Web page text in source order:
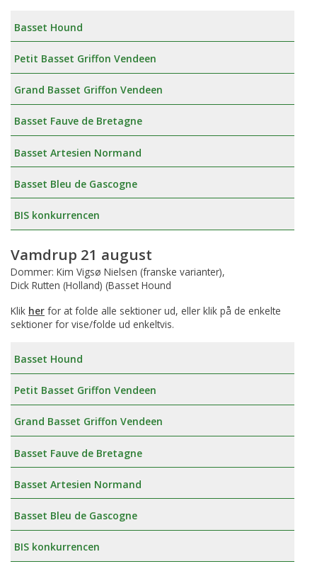
Basset Hound
Petit Basset Griffon Vendeen
Grand Basset Griffon Vendeen
Basset Fauve de Bretagne
Basset Artesien Normand
Basset Bleu de Gascogne
BIS konkurrencen
Vamdrup 21 august
Dommer: Kim Vigsø Nielsen (franske varianter),
Dick Rutten (Holland) (Basset Hound
Klik her for at folde alle sektioner ud, eller klik på de enkelte
sektioner for vise/folde ud enkeltvis.
Basset Hound
Petit Basset Griffon Vendeen
Grand Basset Griffon Vendeen
Basset Fauve de Bretagne
Basset Artesien Normand
Basset Bleu de Gascogne
BIS konkurrencen